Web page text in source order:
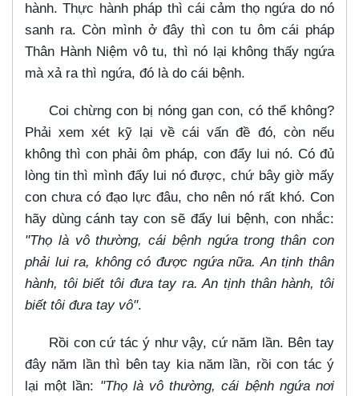
hành. Thực hành pháp thì cái cảm thọ ngứa do nó
sanh ra. Còn mình ở đây thì con tu ôm cái pháp
Thân Hành Niệm vô tu, thì nó lại không thấy ngứa
mà xả ra thì ngứa, đó là do cái bệnh.
Coi chừng con bị nóng gan con, có thể không?
Phải xem xét kỹ lại về cái vấn đề đó, còn nếu
không thì con phải ôm pháp, con đẩy lui nó. Có đủ
lòng tin thì mình đẩy lui nó được, chứ bây giờ mấy
con chưa có đạo lực đâu, cho nên nó rất khó. Con
hãy dùng cánh tay con sẽ đẩy lui bệnh, con nhắc:
"Thọ là vô thường, cái bệnh ngứa trong thân con
phải lui ra, không có được ngứa nữa. An tịnh thân
hành, tôi biết tôi đưa tay ra. An tịnh thân hành, tôi
biết tôi đưa tay vô".
Rồi con cứ tác ý như vậy, cứ năm lần. Bên tay
đây năm lần thì bên tay kia năm lần, rồi con tác ý
lại một lần: "Thọ là vô thường, cái bệnh ngứa nơi